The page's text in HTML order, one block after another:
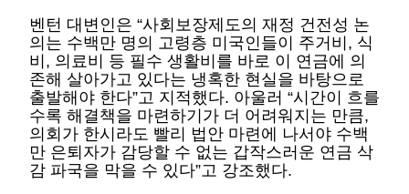
벤턴 대변인은 “사회보장제도의 재정 건전성 논
의는 수백만 명의 고령층 미국인들이 주거비, 식
비, 의료비 등 필수 생활비를 바로 이 연금에 의
존해 살아가고 있다는 냉혹한 현실을 바탕으로
출발해야 한다”고 지적했다. 아울러 “시간이 흐를
수록 해결책을 마련하기가 더 어려워지는 만큼,
의회가 한시라도 빨리 법안 마련에 나서야 수백
만 은퇴자가 감당할 수 없는 갑작스러운 연금 삭
감 파국을 막을 수 있다”고 강조했다.